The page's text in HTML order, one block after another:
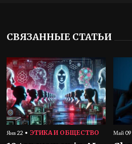
СВЯЗАННЫЕ СТАТЬИ
Янв 22 ЭТИКА И ОБЩЕСТВО Май 09